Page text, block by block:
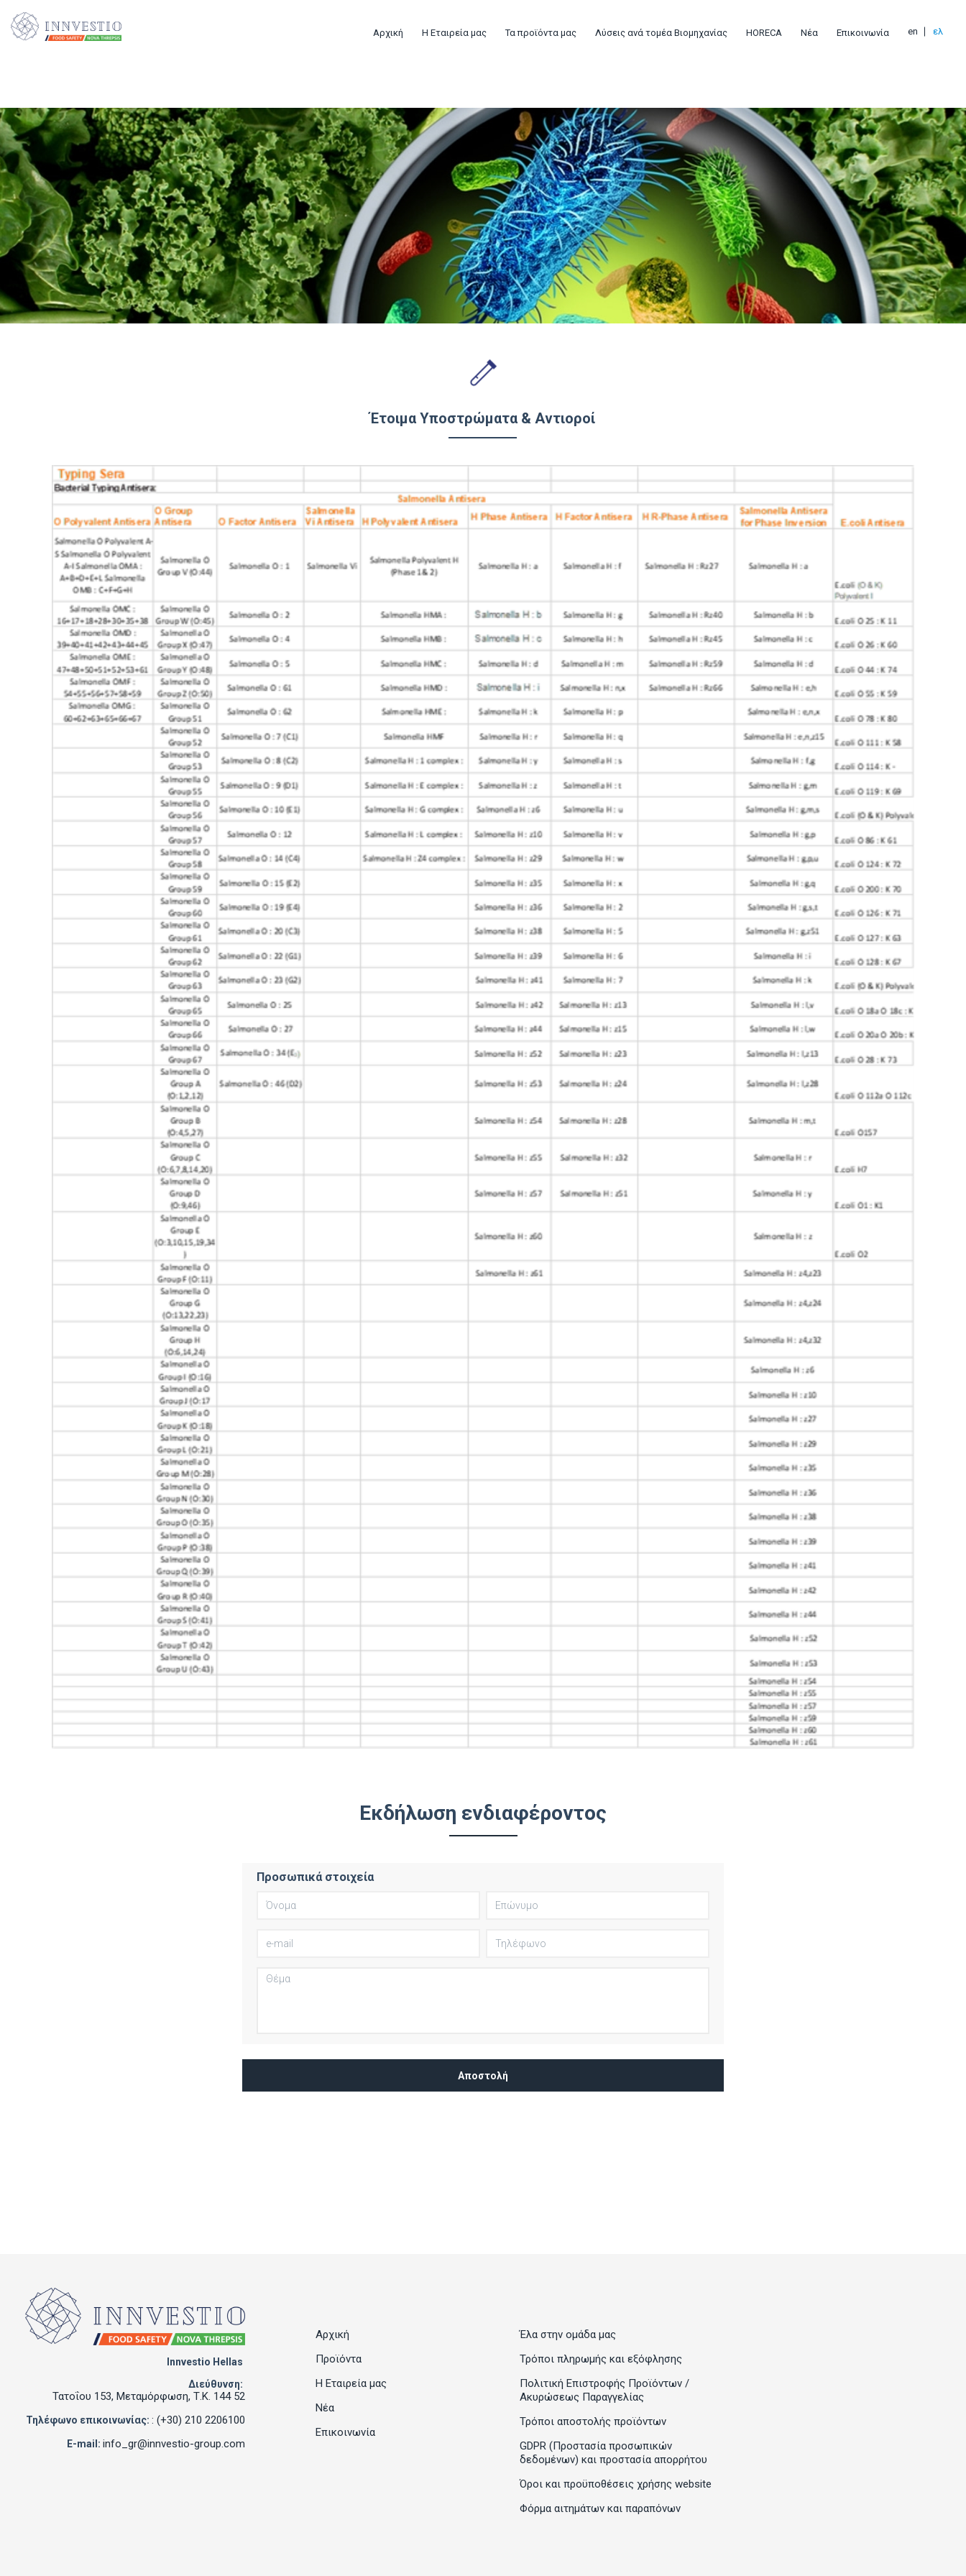
Αρχική Η Εταιρεία μας Τα προϊόντα μας Λύσεις ανά τομέα Βιομηχανίας HORECA Νέα Επικοινωνία en ελ
Έτοιμα Υποστρώματα & Αντιοροί
Εκδήλωση ενδιαφέροντος
Προσωπικά στοιχεία
Innvestio Hellas
Διεύθυνση:
Τατοΐου 153, Μεταμόρφωση, Τ.Κ. 144 52
Τηλέφωνο επικοινωνίας: : (+30) 210 2206100
E-mail: info_gr@innvestio-group.com
Αρχική
Προϊόντα
Η Εταιρεία μας
Νέα
Επικοινωνία
Έλα στην ομάδα μας
Τρόποι πληρωμής και εξόφλησης
Πολιτική Επιστροφής Προϊόντων /
Ακυρώσεως Παραγγελίας
Τρόποι αποστολής προϊόντων
GDPR (Προστασία προσωπικών
δεδομένων) και προστασία απορρήτου
Όροι και προϋποθέσεις χρήσης website
Φόρμα αιτημάτων και παραπόνων